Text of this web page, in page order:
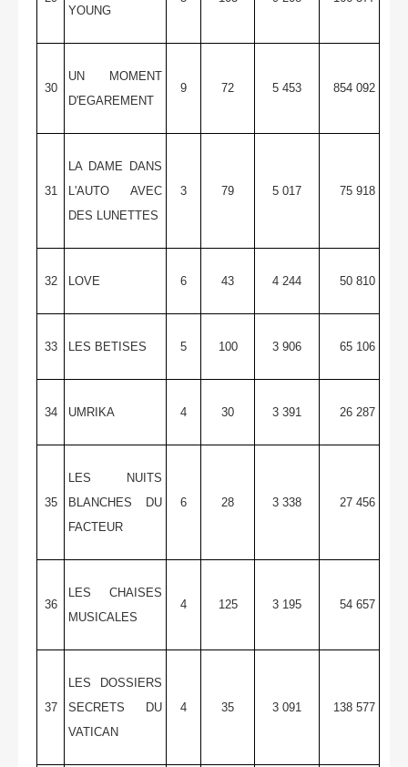
YOUNG
30
UN MOMENT
D'EGAREMENT
9 72 5 453 854 092
31
LA DAME DANS
L'AUTO AVEC
DES LUNETTES
3 79 5 017 75 918
32 LOVE 6 43 4 244 50 810
33 LES BETISES 5 100 3 906 65 106
34 UMRIKA 4 30 3 391 26 287
35
LES NUITS
BLANCHES DU
FACTEUR
6 28 3 338 27 456
36
LES CHAISES
MUSICALES
4 125 3 195 54 657
37
LES DOSSIERS
SECRETS DU
VATICAN
4 35 3 091 138 577